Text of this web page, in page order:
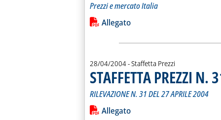
Prezzi e mercato Italia
Leggi tutta la notizia: 'GLI "STACCHI
Lista allegati PDF alla notizia
Allegato
28/04/2004- Staffetta Prezzi
STAFFETTA PREZZI N.
RILEVAZIONE N. 31 DEL 27 APRILE 2004
Leggi tutta la notizia: 'STAFFETTA
Lista allegati PDF alla notizia
Allegato